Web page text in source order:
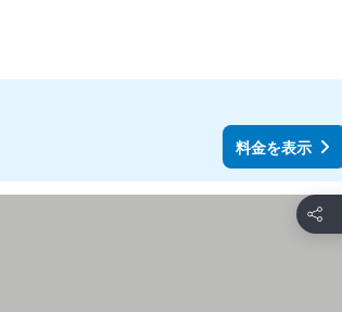
料金を表示
シェ